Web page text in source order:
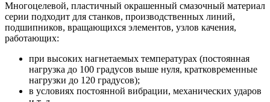
Многоцелевой, пластичный окрашенный смазочный материал
серии подходит для станков, производственных линий,
подшипников, вращающихся элементов, узлов качения,
работающих:
при высоких нагнетаемых температурах (постоянная
нагрузка до 100 градусов выше нуля, кратковременные
нагрузки до 120 градусов);
в условиях постоянной вибрации, механических ударов